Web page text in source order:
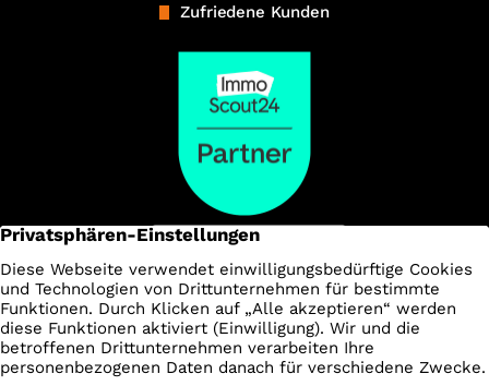
Zufriedene Kunden